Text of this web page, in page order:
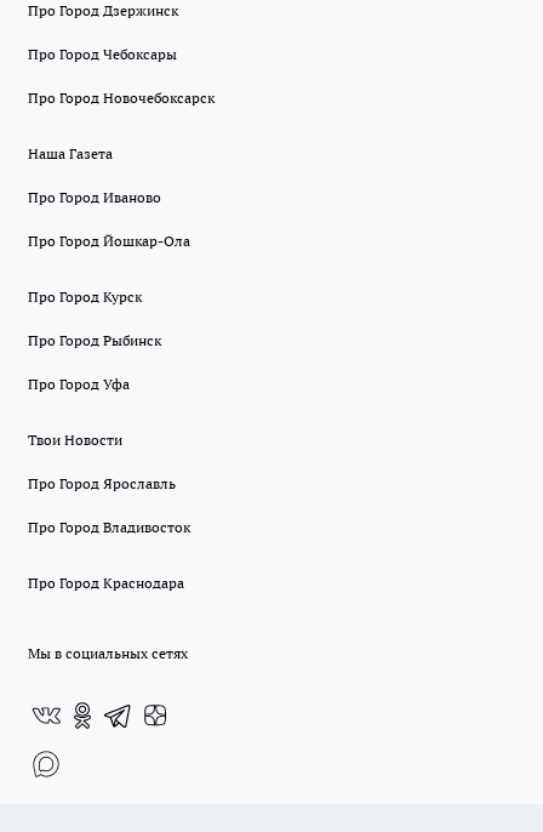
Про Город Дзержинск
Про Город Чебоксары
Про Город Новочебоксарск
Наша Газета
Про Город Иваново
Про Город Йошкар-Ола
Про Город Курск
Про Город Рыбинск
Про Город Уфа
Твои Новости
Про Город Ярославль
Про Город Владивосток
Про Город Краснодара
Мы в социальных сетях